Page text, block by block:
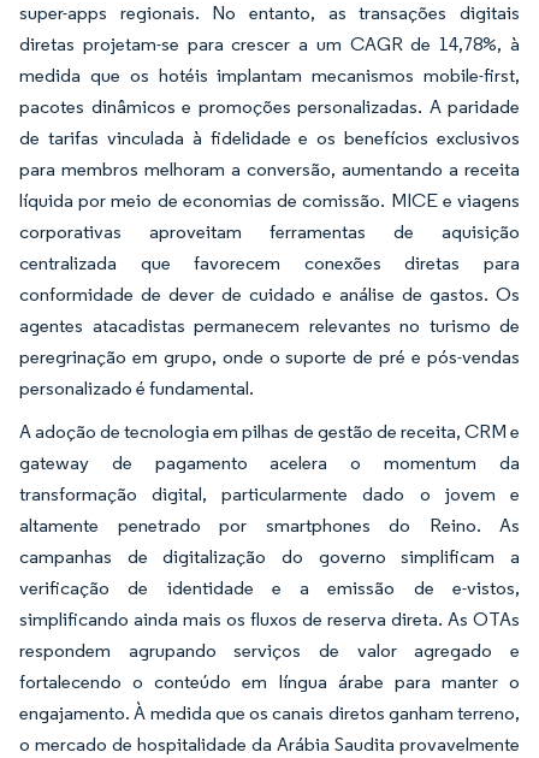
super-apps regionais. No entanto, as transações digitais
diretas projetam-se para crescer a um CAGR de 14,78%, à
medida que os hotéis implantam mecanismos mobile-first,
pacotes dinâmicos e promoções personalizadas. A paridade
de tarifas vinculada à fidelidade e os benefícios exclusivos
para membros melhoram a conversão, aumentando a receita
líquida por meio de economias de comissão. MICE e viagens
corporativas aproveitam ferramentas de aquisição
centralizada que favorecem conexões diretas para
conformidade de dever de cuidado e análise de gastos. Os
agentes atacadistas permanecem relevantes no turismo de
peregrinação em grupo, onde o suporte de pré e pós-vendas
personalizado é fundamental.
A adoção de tecnologia em pilhas de gestão de receita, CRM e
gateway de pagamento acelera o momentum da
transformação digital, particularmente dado o jovem e
altamente penetrado por smartphones do Reino. As
campanhas de digitalização do governo simplificam a
verificação de identidade e a emissão de e-vistos,
simplificando ainda mais os fluxos de reserva direta. As OTAs
respondem agrupando serviços de valor agregado e
fortalecendo o conteúdo em língua árabe para manter o
engajamento. À medida que os canais diretos ganham terreno,
o mercado de hospitalidade da Arábia Saudita provavelmente